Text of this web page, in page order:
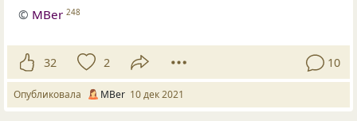
© MBer 248
32 2 10
Опубликовала MBer 10 дек 2021